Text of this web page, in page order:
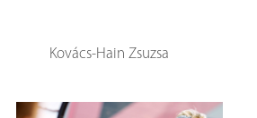
Kovács-Hain Zsuzsa